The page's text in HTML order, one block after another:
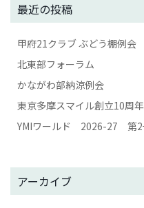
最近の投稿
甲府21クラブ ぶどう棚例会
北東部フォーラム
かながわ部納涼例会
東京多摩スマイル創立10周
YMIワールド 2026-27 第2
アーカイブ